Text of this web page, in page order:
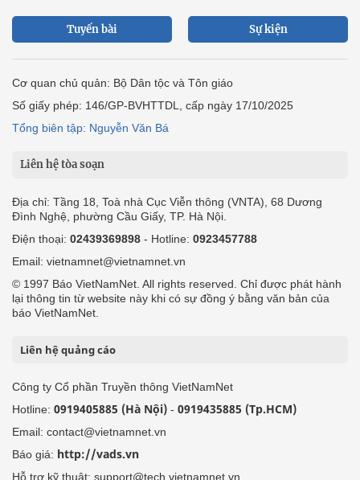
Tuyến bài Sự kiện
Cơ quan chủ quản: Bộ Dân tộc và Tôn giáo
Số giấy phép: 146/GP-BVHTTDL, cấp ngày 17/10/2025
Tổng biên tập: Nguyễn Văn Bá
Liên hệ tòa soạn
Địa chỉ: Tầng 18, Toà nhà Cục Viễn thông (VNTA), 68 Dương
Đình Nghệ, phường Cầu Giấy, TP. Hà Nội.
Điện thoại: 02439369898 - Hotline: 0923457788
Email: vietnamnet@vietnamnet.vn
© 1997 Báo VietNamNet. All rights reserved. Chỉ được phát hành
lại thông tin từ website này khi có sự đồng ý bằng văn bản của
báo VietNamNet.
Liên hệ quảng cáo
Công ty Cổ phần Truyền thông VietNamNet
Hotline: 0919405885 (Hà Nội) - 0919435885 (Tp.HCM)
Email: contact@vietnamnet.vn
Báo giá: http://vads.vn
Hỗ trợ kỹ thuật: support@tech.vietnamnet.vn